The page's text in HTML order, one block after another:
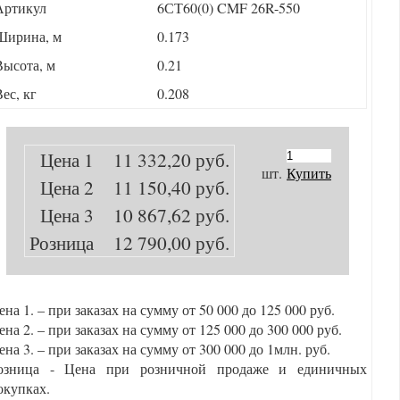
6СТ60(0) CMF 26R-550
м
0.173
м
0.21
кг
0.208
Цена 1
11 332,20 руб.
Цена 2
11 150,40 руб.
Цена 3
10 867,62 руб.
Розница
12 790,00 руб.
шт. Купить
1. – при заказах на сумму от 50 000 до 125 000 руб.
2. – при заказах на сумму от 125 000 до 300 000 руб.
3. – при заказах на сумму от 300 000 до 1млн. руб.
- Цена при розничной продаже и единичных